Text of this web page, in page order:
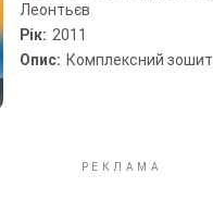
Леонтьєв
Рік: 2011
Опис: Комплексний зошит